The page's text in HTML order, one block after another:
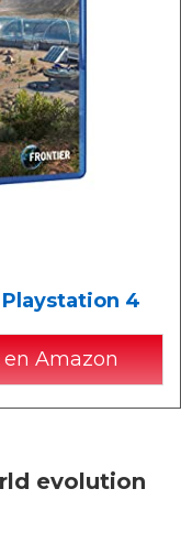
4
Amazon
evolution